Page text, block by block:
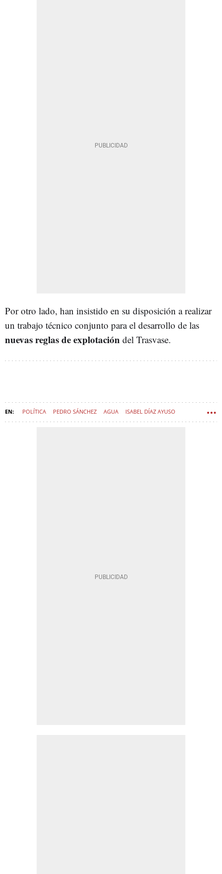
Por otro lado, han insistido en su disposición a realizar
un trabajo técnico conjunto para el desarrollo de las
nuevas reglas de explotación del Trasvase.
POLÍTICA PEDRO SÁNCHEZ AGUA ISABEL DÍAZ AYUSO